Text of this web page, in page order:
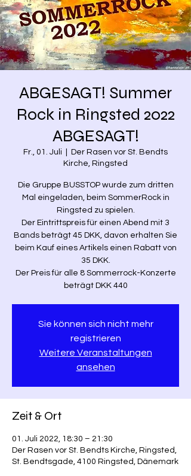
ABGESAGT! Summer
Rock in Ringsted 2022
ABGESAGT!
Fr., 01. Juli
Der Rasen vor St. Bendts
Kirche, Ringsted
Die Gruppe BUSSTOP wurde zum dritten
Mal eingeladen, beim SommerRock in
Ringsted zu spielen.
Der Eintrittspreis für einen Abend mit 3
Bands beträgt 45 DKK, davon erhalten Sie
beim Kauf eines Artikels einen Rabatt von
35 DKK.
Der Preis für alle 8 Sommerrock-Konzerte
beträgt DKK 440
Sie können sich nicht mehr
registrieren
Weitere Veranstaltungen
ansehen
Zeit & Ort
01. Juli 2022, 18:30 – 21:30
Der Rasen vor St. Bendts Kirche, Ringsted,
St. Bendtsgade, 4100 Ringsted, Dänemark